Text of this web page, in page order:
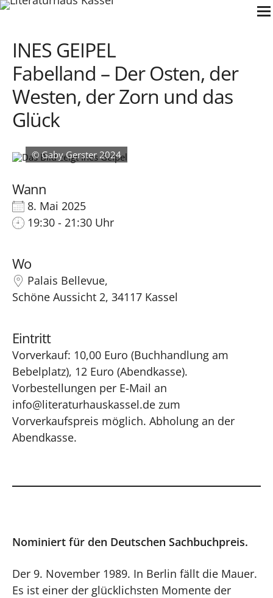
Zum
springen
INES GEIPEL
Fabelland – Der Osten, der
Westen, der Zorn und das
Glück
Gaby Gerster 2024
Wann
8. Mai 2025
19:30 - 21:30 Uhr
Wo
Palais Bellevue,
Schöne Aussicht 2, 34117 Kassel
Eintritt
Vorverkauf: 10,00 Euro (Buchhandlung am
Bebelplatz), 12 Euro (Abendkasse).
Vorbestellungen per E-Mail an
info@literaturhauskassel.de zum
Vorverkaufspreis möglich. Abholung an der
Abendkasse.
Nominiert für den Deutschen Sachbuchpreis.
Der 9. November 1989. In Berlin fällt die Mauer.
Es ist einer der glücklichsten Momente der